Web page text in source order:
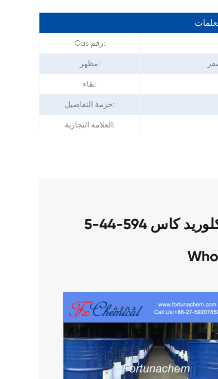
Cas رقم:
مظهر:
نقاء:
حزمة التفاصيل:
العلامة التجارية:
التعبئة من إيثانسلفونيل كلوريد كاس 594-44-5